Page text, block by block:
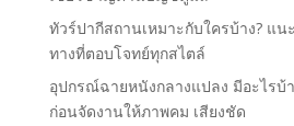
ทัวร์ปากีสถานเหมาะกับใครบ้าง? แ
ทางที่ตอบโจทย์ทุกสไตล์
อุปกรณ์ฉายหนังกลางแปลง มีอะไรบ้
ก่อนจัดงานให้ภาพคม เสียงชัด